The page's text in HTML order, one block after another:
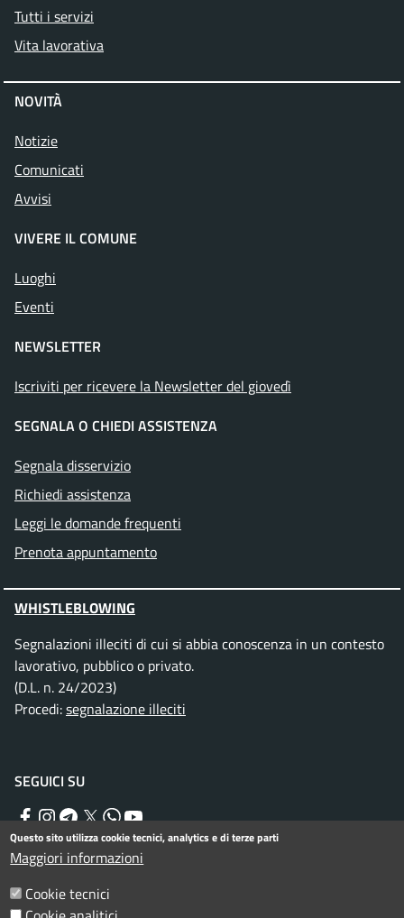
Tutti i servizi
Vita lavorativa
NOVITÀ
Notizie
Comunicati
Avvisi
VIVERE IL COMUNE
Luoghi
Eventi
NEWSLETTER
Iscriviti per ricevere la Newsletter del giovedì
SEGNALA O CHIEDI ASSISTENZA
Segnala disservizio
Richiedi assistenza
Leggi le domande frequenti
Prenota appuntamento
WHISTLEBLOWING
Segnalazioni illeciti di cui si abbia conoscenza in un contesto
lavorativo, pubblico o privato.
(D.L. n. 24/2023)
Procedi:segnalazione illeciti
SEGUICI SU
Facebook
Instagram
Telegram
TwitterWhatsApp
YouTube
Menu piè di pagina
Informativa privacy
Questo sito utilizza cookie tecnici, analytics e di terze parti
Maggiori informazioni
Cookie tecnici